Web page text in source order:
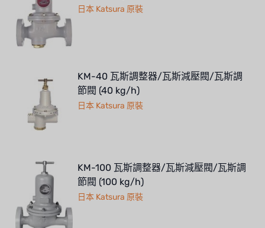
日本 Katsura 原裝
KM-40 瓦斯調整器/瓦斯減壓閥/瓦斯調
節閥 (40 kg/h)
日本 Katsura 原裝
KM-100 瓦斯調整器/瓦斯減壓閥/瓦斯調
節閥 (100 kg/h)
日本 Katsura 原裝